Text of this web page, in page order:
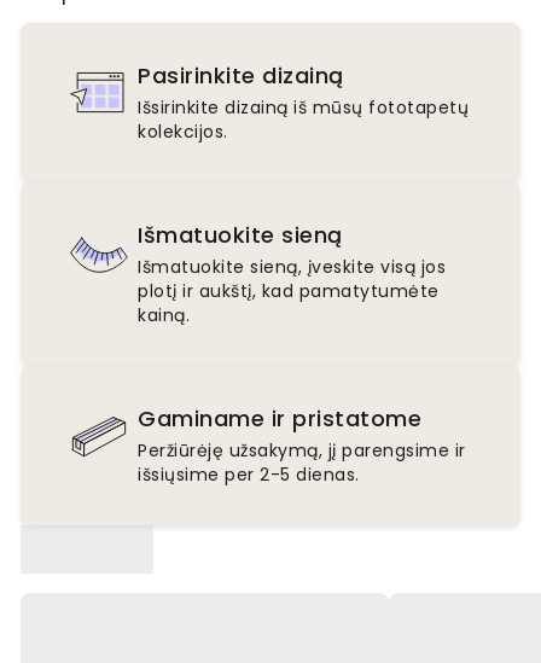
Pasirinkite dizainą
Išsirinkite dizainą iš mūsų fototapetų
kolekcijos.
Išmatuokite sieną
Išmatuokite sieną, įveskite visą jos
plotį ir aukštį, kad pamatytumėte
kainą.
Gaminame ir pristatome
Peržiūrėję užsakymą, jį parengsime ir
išsiųsime per 2-5 dienas.